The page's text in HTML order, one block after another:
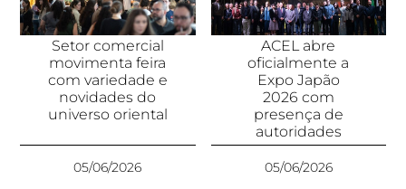
Setor comercial
movimenta feira
com variedade e
novidades do
universo oriental
05/06/2026
ACEL abre
oficialmente a
Expo Japão
2026 com
presença de
autoridades
05/06/2026